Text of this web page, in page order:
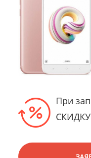
разъемов
При
СКИДКУ